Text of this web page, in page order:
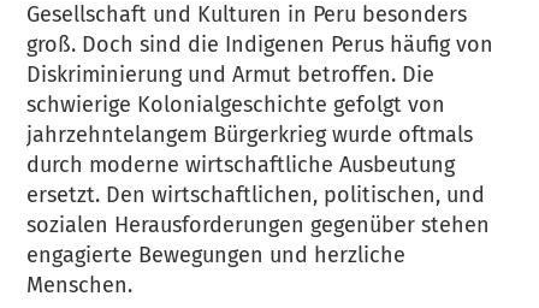
Gesellschaft und Kulturen in Peru besonders
groß. Doch sind die Indigenen Perus häufig von
Diskriminierung und Armut betroffen. Die
schwierige Kolonialgeschichte gefolgt von
jahrzehntelangem Bürgerkrieg wurde oftmals
durch moderne wirtschaftliche Ausbeutung
ersetzt. Den wirtschaftlichen, politischen, und
sozialen Herausforderungen gegenüber stehen
engagierte Bewegungen und herzliche
Menschen.